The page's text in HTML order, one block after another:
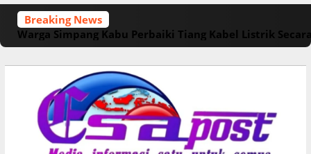
Langsung
konten
Breaking News
Warga Simpang Kabu Perbaiki Tiang Kabel Listrik